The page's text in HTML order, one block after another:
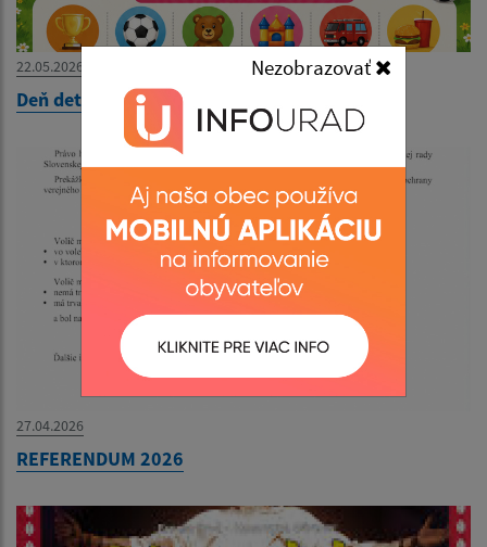
Nezobrazovať
22.05.2026
Deň detí 2026
27.04.2026
REFERENDUM 2026